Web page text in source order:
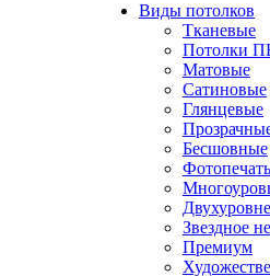
Виды потолков
Тканевые
Потолки
Матовые
Сатиновые
Глянцевые
Бесшовные
Фотопечать
Звездное
Премиум